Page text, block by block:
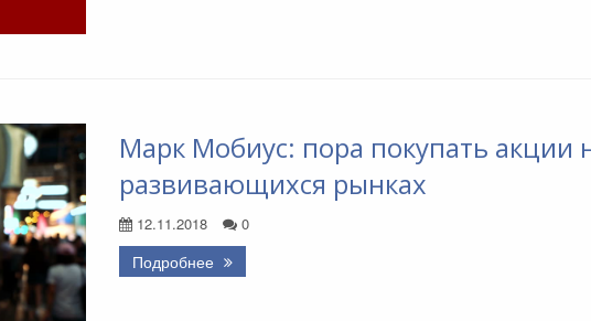
Марк Мобиус: пора покупать акции
развивающихся рынках
12.11.2018 0
Подробнее